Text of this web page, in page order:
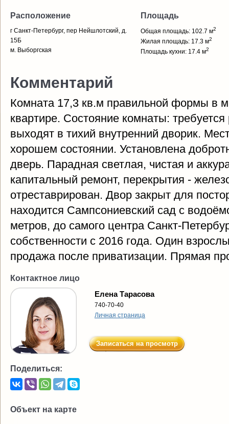
Расположение
г Санкт-Петербург, пер Нейшлотский, д.
15Б
м. Выборгская
Площадь
Общая площадь: 102.7 м2
Жилая площадь: 17.3 м2
Площадь кухни: 17.4 м2
Комментарий
Комната 17,3 кв.м правильной формы в
квартире. Состояние комнаты:
выходят в тихий внутренний дворик.
хорошем состоянии. Установлена
дверь. Парадная светлая, чистая и
капитальный ремонт, перекрытия -
отреставрирован. Двор закрыт для
находится Сампсониевский сад с
метров, до самого центра Санкт-
собственности с 2016 года. Один
продажа после приватизации. Прямая
Контактное лицо
Елена Тарасова
740-70-40
Личная страница
Записаться на просмотр
Поделиться:
Объект на карте